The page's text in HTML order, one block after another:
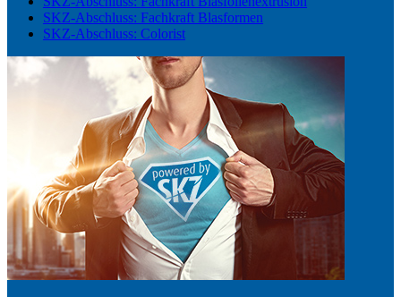
SKZ-Abschluss: Fachkraft Blasformen
SKZ-Abschluss: Colorist